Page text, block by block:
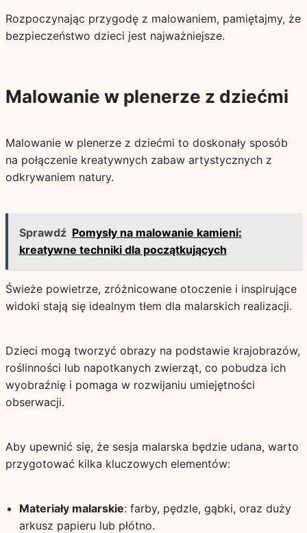
Rozpoczynając przygodę z malowaniem, pamiętajmy, że
bezpieczeństwo dzieci jest najważniejsze.
Malowanie w plenerze z dziećmi
Malowanie w plenerze z dziećmi to doskonały sposób
na połączenie kreatywnych zabaw artystycznych z
odkrywaniem natury.
Sprawdź Pomysły na malowanie kamieni:
kreatywne techniki dla początkujących
Świeże powietrze, zróżnicowane otoczenie i inspirujące
widoki stają się idealnym tłem dla malarskich realizacji.
Dzieci mogą tworzyć obrazy na podstawie krajobrazów,
roślinności lub napotkanych zwierząt, co pobudza ich
wyobraźnię i pomaga w rozwijaniu umiejętności
obserwacji.
Aby upewnić się, że sesja malarska będzie udana, warto
przygotować kilka kluczowych elementów:
Materiały malarskie: farby, pędzle, gąbki, oraz duży
arkusz papieru lub płótno.